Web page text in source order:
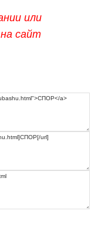
или
сайт